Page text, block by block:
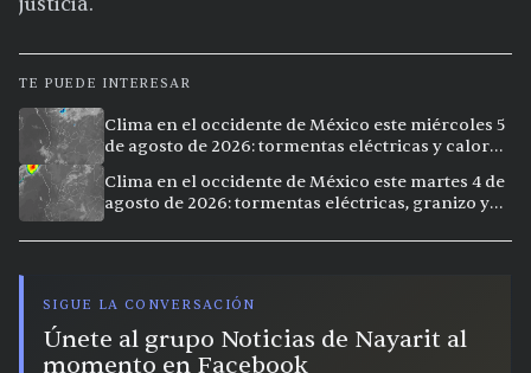
TE PUEDE INTERESAR
Clima en el occidente de México este miércoles 5
de agosto de 2026: tormentas eléctricas y calor
Clima en el occidente de México este martes 4 de
agosto de 2026: tormentas eléctricas, granizo y
SIGUE LA CONVERSACIÓN
Únete al grupo Noticias de Nayarit al
momento en Facebook